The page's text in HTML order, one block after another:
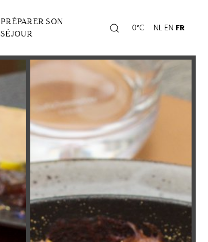
PRÉPARER SON
SÉJOUR
Rechercher
0°C
Page
NLEN FR